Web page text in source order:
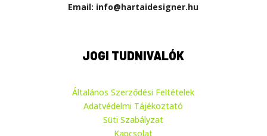
Email: info@hartaidesigner.hu
JOGI TUDNIVALÓK
Általános Szerződési Feltételek
Adatvédelmi Tájékoztató
Süti Szabályzat
Kapcsolat